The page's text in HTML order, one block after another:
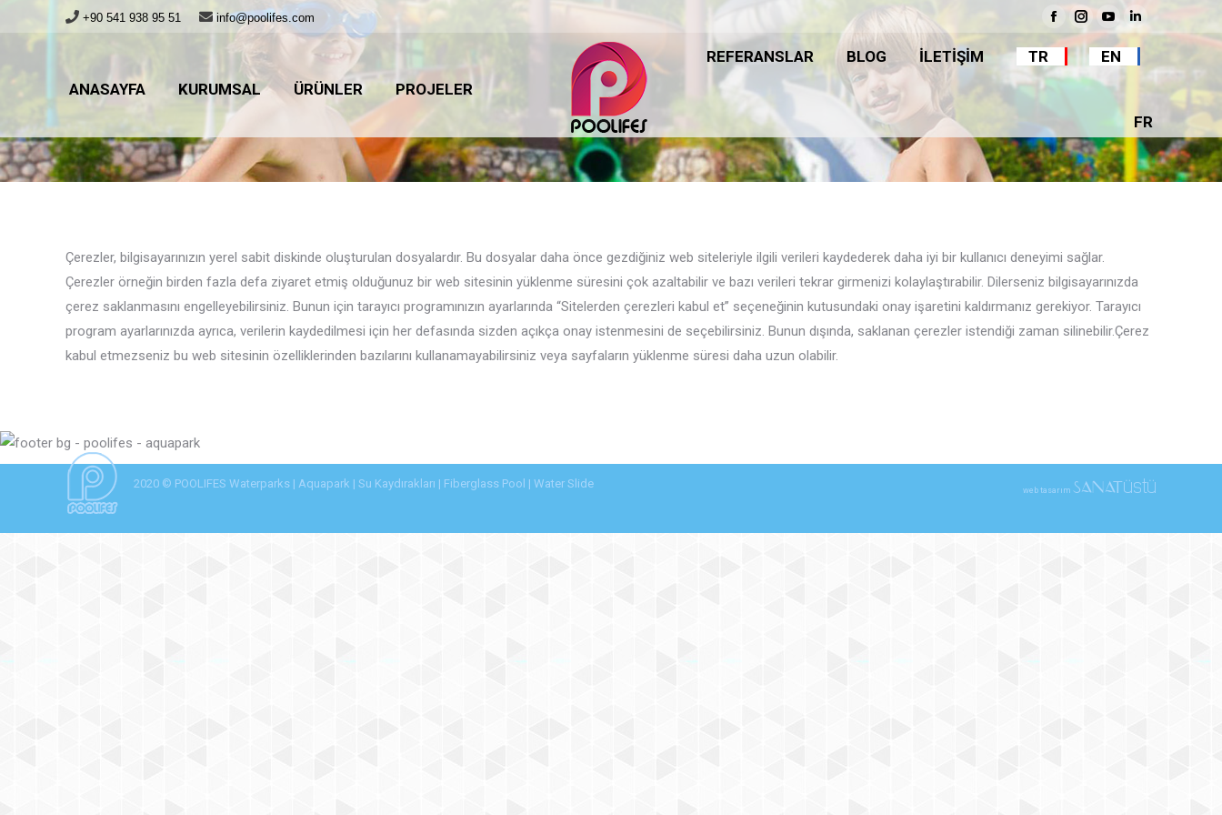
+90 541 938 95 51 info@poolifes.com FacebookInstagram
YouTubeLinkedin
ANASAYFA KURUMSAL ÜRÜNLER PROJELER
REFERANSLAR BLOG İLETİŞİM TR EN
FR
You are here:
Çerezler, bilgisayarınızın yerel sabit diskinde oluşturulan dosyalardır. Bu dosyalar daha önce gezdiğiniz web siteleriyle ilgili verileri kaydederek daha iyi bir kullanıcı deneyimi sağlar.
Çerezler örneğin birden fazla defa ziyaret etmiş olduğunuz bir web sitesinin yüklenme süresini çok azaltabilir ve bazı verileri tekrar girmenizi kolaylaştırabilir. Dilerseniz bilgisayarınızda
çerez saklanmasını engelleyebilirsiniz. Bunun için tarayıcı programınızın ayarlarında “Sitelerden çerezleri kabul et” seçeneğinin kutusundaki onay işaretini kaldırmanız gerekiyor. Tarayıcı
program ayarlarınızda ayrıca, verilerin kaydedilmesi için her defasında sizden açıkça onay istenmesini de seçebilirsiniz. Bunun dışında, saklanan çerezler istendiği zaman silinebilir.Çerez
kabul etmezseniz bu web sitesinin özelliklerinden bazılarını kullanamayabilirsiniz veya sayfaların yüklenme süresi daha uzun olabilir.
2020 © POOLIFES Waterparks | Aquapark | Su Kaydırakları | Fiberglass Pool | Water Slide web tasarım SANATüstü
KURUMSAL ÜRÜNLER
REFERANSLAR BLOG İLETİŞİM EN